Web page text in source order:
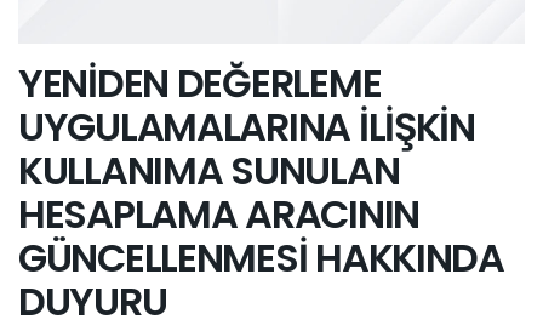
YENİDEN DEĞERLEME
UYGULAMALARINA İLİŞKİN
KULLANIMA SUNULAN
HESAPLAMA ARACININ
GÜNCELLENMESİ HAKKINDA
DUYURU